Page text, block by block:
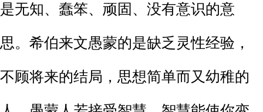
是无知、蠢笨、顽固、没有意识的意
思。希伯来文愚蒙的是缺乏灵性经验，
不顾将来的结局，思想简单而又幼稚的